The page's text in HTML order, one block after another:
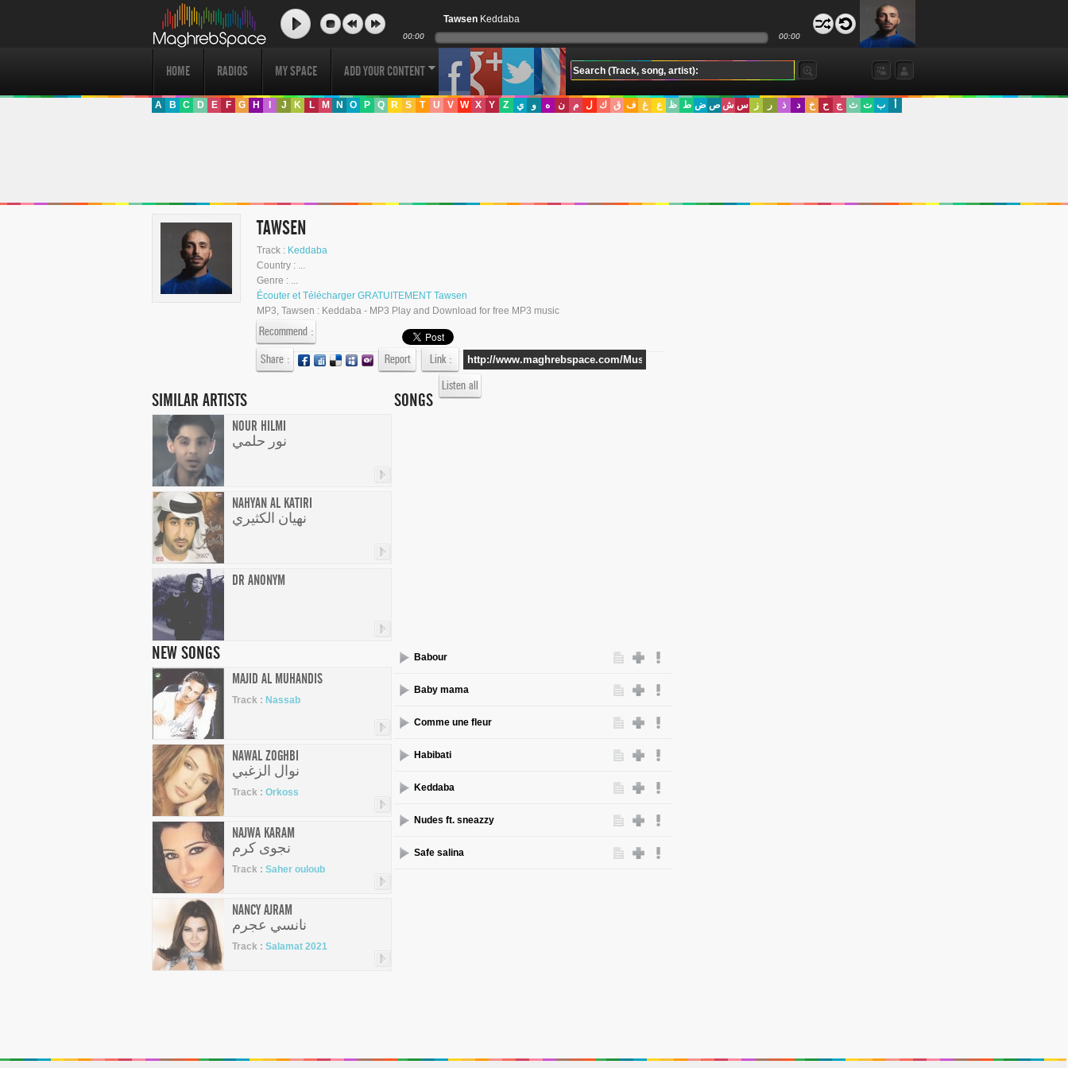
Tawsen Keddaba
00:00 00:00
HOME RADIOS MY SPACE ADD YOUR CONTENT
A B C D E F G H J K L M N O P Q R S T U V W X Y Z ي و ه ن م ل ك ق ف غ ع ظ ط ض ص ش س ز ر ذ د خ ح ج ث ت ب
TAWSEN
Track : Keddaba
Country : ...
Genre : ...
Écouter et Télécharger GRATUITEMENT Tawsen
MP3, Tawsen : Keddaba - MP3 Play and Download for free MP3 music
Recommend :
Share :
Report Link :
SIMILAR ARTISTS
NOUR HILMI
نور حلمي
NAHYAN AL KATIRI
نهيان الكثيري
DR ANONYM
NEW SONGS
MAJID AL MUHANDIS
Track : Nassab
NAWAL ZOGHBI
نوال الزغبي
Track : Orkoss
NAJWA KARAM
نجوى كرم
Track : Saher ouloub
NANCY AJRAM
نانسي عجرم
Track : Salamat 2021
SONGS
Listen all
Babour
Baby mama
Comme une fleur
Habibati
Keddaba
Nudes ft. sneazzy
Safe salina